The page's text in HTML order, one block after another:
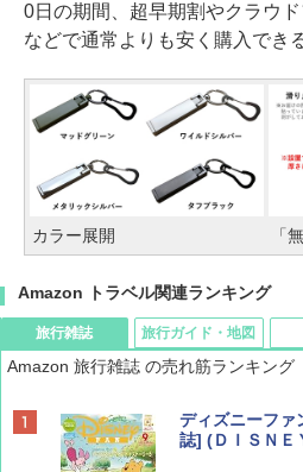
0日の期間、超早期割やクラウ
などで通常よりも安く購入できる
カラー展開 「
Amazon トラベル関連ランキング
旅行雑誌
Amazon 旅行雑誌 の売れ筋ランキング
ディズニーフ
誌] (ＤＩＳＮ
旅行ガイド・地図